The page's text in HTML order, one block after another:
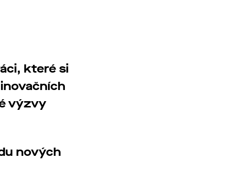
které si
výzvy
nových